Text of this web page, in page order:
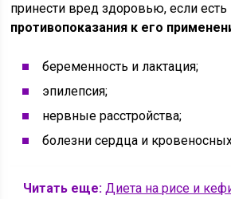
принести вред здоровью, если есть
противопоказания к его
беременность и лактация;
эпилепсия;
нервные расстройства;
болезни сердца и
Читать еще: Диета на рисе и